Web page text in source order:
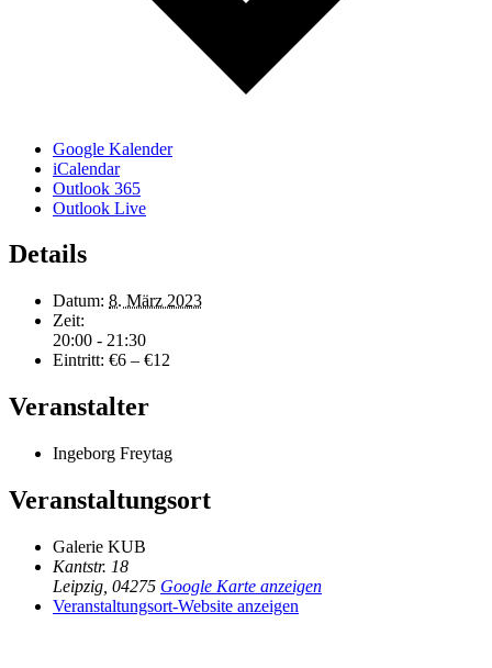
Google Kalender
iCalendar
Outlook 365
Outlook Live
Details
Datum: 8. März 2023
Zeit:
20:00 - 21:30
Eintritt: €6 – €12
Veranstalter
Ingeborg Freytag
Veranstaltungsort
Galerie KUB
Kantstr. 18
Leipzig 04275 Google Karte anzeigen
Veranstaltungsort-Website anzeigen